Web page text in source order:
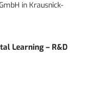
in Krausnick-
Learning – R&D